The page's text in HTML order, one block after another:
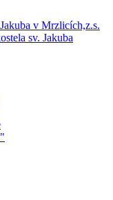
v Mrzlicích,z.s.
sv. Jakuba